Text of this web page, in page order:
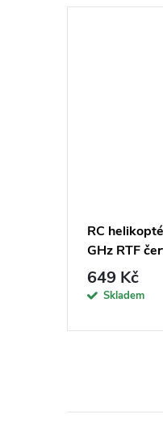
RC
GHz RTF
649 Kč
Skladem